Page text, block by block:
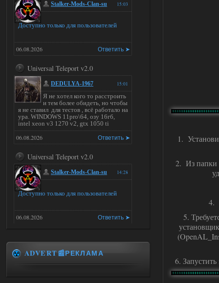
1.
2. Из папки
4.
5.
6.
15:03
Stalker-Mods-Clan-su
Доступно только для пользователей
Ответить ➤
06.08.2026
Universal Teleport v2.0
15:01
DEDULYA-1967
Я не хотел кого то расстроить
и тем более обидеть, но чтобы
я не ставил для тестов , всё работало на
ура. WINDOWS 11pro\64, озу 16гб,
intel xeon v3 1270 v2, gtx 1050 ti
Ответить ➤
06.08.2026
Universal Teleport v2.0
14:28
Stalker-Mods-Clan-su
Доступно только для пользователей
Ответить ➤
06.08.2026
DEDULYA-1967
ADVERT📰РЕКЛАМА